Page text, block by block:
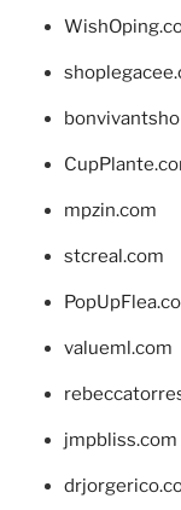
mpzin.com
stcreal.com
valueml.com
jmpbliss.com